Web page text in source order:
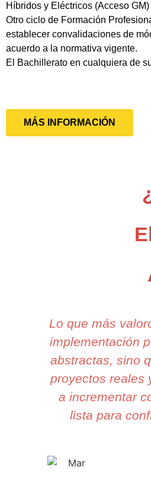
Híbridos y Eléctricos (Acceso GM)
Otro ciclo de Formación
establecer convalidaciones de
acuerdo a la normativa vigente.
El Bachillerato en cualquiera de
MÁS INFORMACIÓN
Lo que más
implementación
abstractas, sino
proyectos reales
a incrementar
lista para